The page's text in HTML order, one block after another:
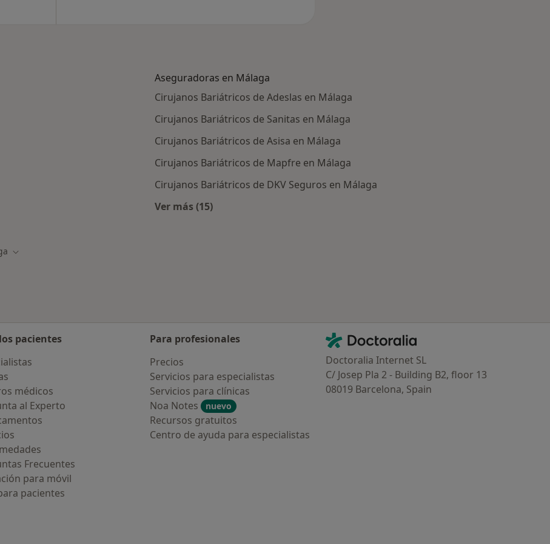
Aseguradoras en Málaga
Cirujanos Bariátricos de Adeslas en Málaga
Cirujanos Bariátricos de Sanitas en Málaga
Cirujanos Bariátricos de Asisa en Málaga
Cirujanos Bariátricos de Mapfre en Málaga
Cirujanos Bariátricos de DKV Seguros en Málaga
Ver más (15)
ciudad
Cambiar de ciudad
pacientes
médicos
al Experto
Frecuentes
para móvil
pacientes
Para profesionales
Precios
Servicios para especialistas
Servicios para clínicas
Noa Notes
nuevo
Recursos gratuitos
Centro de ayuda para especialistas
Contacto
Doctoralia - Página de inicio
Doctoralia Internet SL
C/ Josep Pla 2 - Building B2, floor 13
08019 Barcelona, Spain